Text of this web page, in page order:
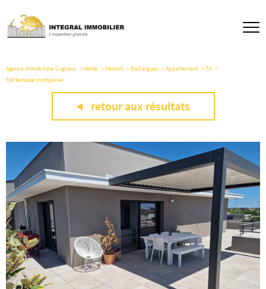
Agence immobilière Cugnaux Vente Herault Baillargues Appartement
T4
Toit terrasse montpellier
retour aux résultats